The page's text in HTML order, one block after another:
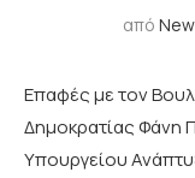
από
Επαφές με τον
Δημοκρατίας Φάνη
Υπουργείου